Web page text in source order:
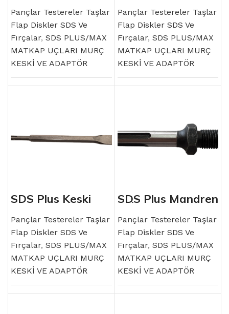
Pançlar Testereler Taşlar
Flap Diskler SDS Ve
Fırçalar, SDS PLUS/MAX
MATKAP UÇLARI MURÇ
KESKİ VE ADAPTÖR
Pançlar Testereler Taşlar
Flap Diskler SDS Ve
Fırçalar, SDS PLUS/MAX
MATKAP UÇLARI MURÇ
KESKİ VE ADAPTÖR
SDS Plus Keski
Pançlar Testereler Taşlar
Flap Diskler SDS Ve
Fırçalar, SDS PLUS/MAX
MATKAP UÇLARI MURÇ
KESKİ VE ADAPTÖR
SDS Plus Mandren
Takma Adaptörü
Pançlar Testereler Taşlar
Flap Diskler SDS Ve
Fırçalar, SDS PLUS/MAX
MATKAP UÇLARI MURÇ
KESKİ VE ADAPTÖR